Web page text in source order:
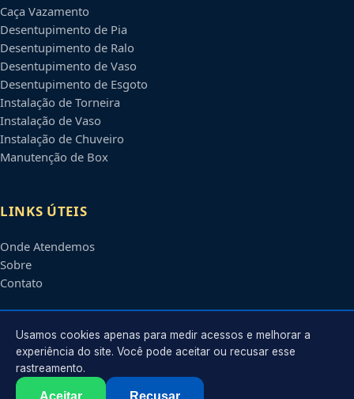
Caça Vazamento
Desentupimento de Pia
Desentupimento de Ralo
Desentupimento de Vaso
Desentupimento de Esgoto
Instalação de Torneira
Instalação de Vaso
Instalação de Chuveiro
Manutenção de Box
LINKS ÚTEIS
Onde Atendemos
Sobre
Contato
CONTATO
Atendimento em
contato@encanadoremcampogrande.com.br
Usamos cookies apenas para medir acessos e melhorar a
experiência do site. Você pode aceitar ou recusar esse
rastreamento.
Aceitar Recusar